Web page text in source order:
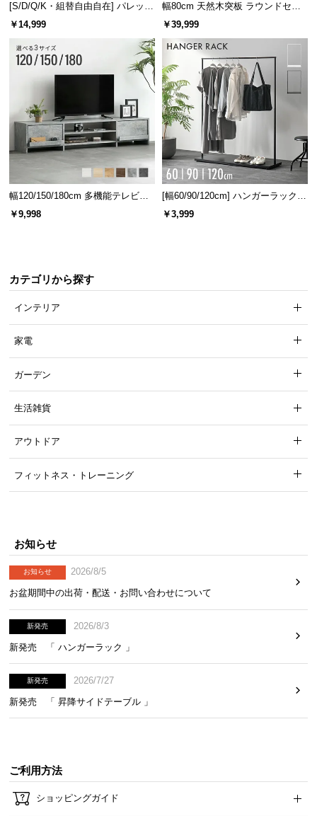
[S/D/Q/K・組替自由自在] パレット
ベッド 8/12/16枚セット
￥14,999
幅80cm 天然木突板 ラウンドセン
ターテーブル 美しい格子デザイン
￥39,999
幅120/150/180cm 多機能テレビボ
ード 木目/石目調 オープン収納・
￥9,998
[幅60/90/120cm] ハンガーラック
スチール 4段階高さ調節 サイドフ
￥3,999
カテゴリから探す
インテリア
家電
ガーデン
生活雑貨
アウトドア
フィットネス・トレーニング
お知らせ
お知らせ
2026/8/5
お盆期間中の出荷・配送・お問い合わせについて
新発売
2026/8/3
新発売 「 ハンガーラック 」
新発売
2026/7/27
新発売 「 昇降サイドテーブル 」
ご利用方法
ショッピングガイド